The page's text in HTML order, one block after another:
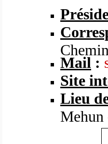
Mail :
Site
Lieu
Mehun